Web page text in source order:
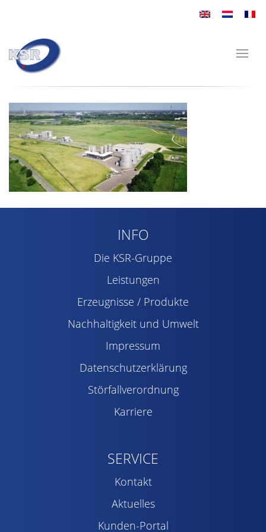
INFO
Die KSR-Gruppe
Leistungen
Erzeugnisse / Produkte
Nachhaltigkeit und Umwelt
Impressum
Datenschutzerklärung
Störfallverordnung
Karriere
SERVICE
Kontakt
Aktuelles
Kunden-Portal